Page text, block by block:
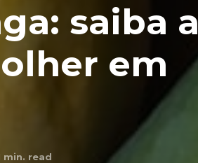
saiba a
em
min. read